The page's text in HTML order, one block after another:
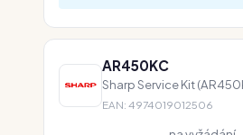
AR450KC
Sharp Service Kit
EAN: 4974019012506